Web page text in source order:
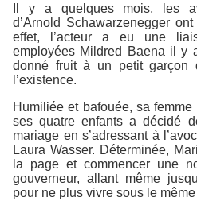
Il y a quelques mois, les
d’Arnold Schawarzenegger
effet, l’acteur a eu une
employées Mildred Baena il y
donné fruit à un petit garçon
l’existence.
Humiliée et bafouée, sa
ses quatre enfants a décidé
mariage en s’adressant à
Laura Wasser. Déterminée,
la page et commencer une
gouverneur, allant même
pour ne plus vivre sous le